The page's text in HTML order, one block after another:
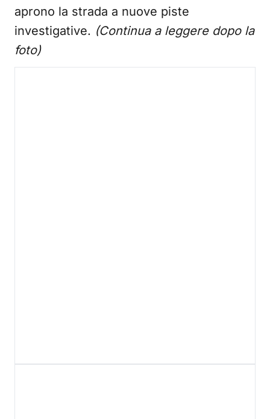
aprono la strada a nuove piste
investigative. (Continua a leggere dopo la
foto)